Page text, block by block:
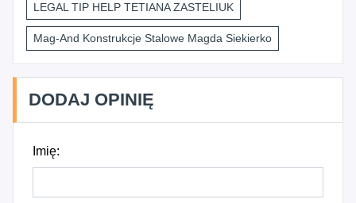
LEGAL TIP HELP TETIANA ZASTELIUK
Mag-And Konstrukcje Stalowe Magda Siekierko
DODAJ OPINIĘ
Imię: